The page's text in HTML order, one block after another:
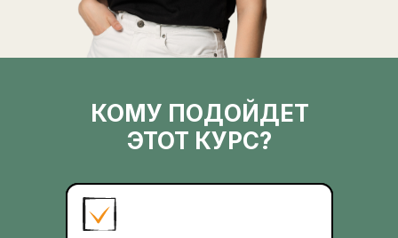
старт курса
14 октября
КОМУ ПОДОЙДЕТ
ЭТОТ КУРС?